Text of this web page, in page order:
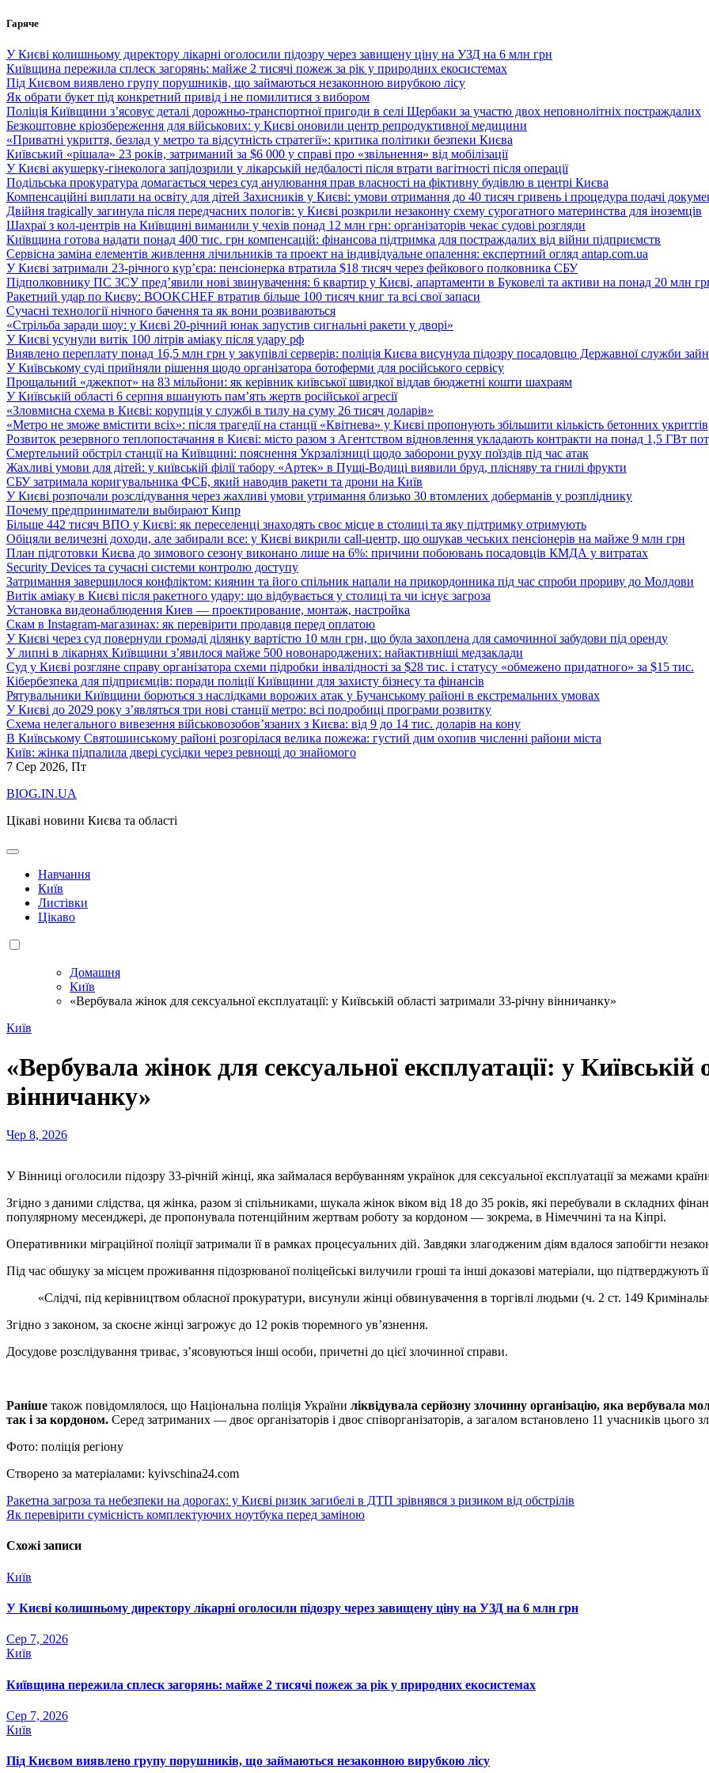
Перейти
вмісту
Гаряче
У Києві колишньому директору лікарні оголосили підозру через завищену ціну на УЗД на 6 млн грн
Київщина пережила сплеск загорянь: майже 2 тисячі пожеж за рік у природних екосистемах
Під Києвом виявлено групу порушників, що займаються незаконною вирубкою лісу
Як обрати букет під конкретний привід і не помилитися з вибором
Поліція Київщини з’ясовує деталі дорожньо-транспортної пригоди в селі Щербаки за участю двох неповнолітніх постраждалих
Безкоштовне кріозбереження для військових: у Києві оновили центр репродуктивної медицини
«Приватні укриття, безлад у метро та відсутність стратегії»: критика політики безпеки Києва
Київський «рішала» 23 років, затриманий за $6 000 у справі про «звільнення» від мобілізації
У Києві акушерку-гінеколога запідозрили у лікарській недбалості після втрати вагітності після операції
Подільська прокуратура домагається через суд анулювання прав власності на фіктивну будівлю в центрі Києва
Компенсаційні виплати на освіту для дітей Захисників у Києві: умови отримання до 40 тисяч гривень і процедура подачі
Двійня tragically загинула після передчасних пологів: у Києві розкрили незаконну схему сурогатного материнства для іноземців
Шахраї з кол-центрів на Київщині виманили у чехів понад 12 млн грн: організаторів чекає судові розгляди
Київщина готова надати понад 400 тис. грн компенсацій: фінансова підтримка для постраждалих від війни підприємств
Сервісна заміна елементів живлення лічильників та проект на індивідуальне опалення: експертний огляд antap.com.ua
У Києві затримали 23-річного кур’єра: пенсіонерка втратила $18 тисяч через фейкового полковника СБУ
Підполковнику ПС ЗСУ пред’явили нові звинувачення: 6 квартир у Києві, апартаменти в Буковелі та активи на понад 20 млн
Ракетний удар по Києву: BOOKCHEF втратив більше 100 тисяч книг та всі свої запаси
Сучасні технології нічного бачення та як вони розвиваються
«Стрільба заради шоу: у Києві 20-річний юнак запустив сигнальні ракети у дворі»
У Києві усунули витік 100 літрів аміаку після удару рф
Виявлено переплату понад 16,5 млн грн у закупівлі серверів: поліція Києва висунула підозру посадовцю Державної служби
У Київському суді прийняли рішення щодо організатора ботоферми для російського сервісу
Прощальний «джекпот» на 83 мільйони: як керівник київської швидкої віддав бюджетні кошти шахраям
У Київській області 6 серпня вшанують пам’ять жертв російської агресії
«Зловмисна схема в Києві: корупція у службі в тилу на суму 26 тисяч доларів»
«Метро не зможе вмістити всіх»: після трагедії на станції «Квітнева» у Києві пропонують збільшити кількість бетонних укриттів
Розвиток резервного теплопостачання в Києві: місто разом з Агентством відновлення укладають контракти на понад 1,5 ГВт
Смертельний обстріл станції на Київщині: пояснення Укрзалізниці щодо заборони руху поїздів під час атак
Жахливі умови для дітей: у київській філії табору «Артек» в Пущі-Водиці виявили бруд, плісняву та гнилі фрукти
СБУ затримала коригувальника ФСБ, який наводив ракети та дрони на Київ
У Києві розпочали розслідування через жахливі умови утримання близько 30 втомлених доберманів у розпліднику
Почему предприниматели выбирают Кипр
Більше 442 тисяч ВПО у Києві: як переселенці знаходять своє місце в столиці та яку підтримку отримують
Обіцяли величезні доходи, але забирали все: у Києві викрили call-центр, що ошукав чеських пенсіонерів на майже 9 млн грн
План підготовки Києва до зимового сезону виконано лише на 6%: причини побоювань посадовців КМДА у витратах
Security Devices та сучасні системи контролю доступу
Затримання завершилося конфліктом: киянин та його спільник напали на прикордонника під час спроби прориву до Молдови
Витік аміаку в Києві після ракетного удару: що відбувається у столиці та чи існує загроза
Установка видеонаблюдения Киев — проектирование, монтаж, настройка
Скам в Instagram-магазинах: як перевірити продавця перед оплатою
У Києві через суд повернули громаді ділянку вартістю 10 млн грн, що була захоплена для самочинної забудови під оренду
У липні в лікарнях Київщини з’явилося майже 500 новонароджених: найактивніші медзаклади
Суд у Києві розгляне справу організатора схеми підробки інвалідності за $28 тис. і статусу «обмежено придатного» за $15 тис.
Кібербезпека для підприємців: поради поліції Київщини для захисту бізнесу та фінансів
Рятувальники Київщини борються з наслідками ворожих атак у Бучанському районі в екстремальних умовах
У Києві до 2029 року з’являться три нові станції метро: всі подробиці програми розвитку
Схема нелегального вивезення військовозобов’язаних з Києва: від 9 до 14 тис. доларів на кону
В Київському Святошинському районі розгорілася велика пожежа: густий дим охопив численні райони міста
Київ: жінка підпалила двері сусідки через ревнощі до знайомого
7 Сер 2026, Пт
BIOG.IN.UA
Цікаві новини Києва та області
Навчання
Київ
Листівки
Цікаво
Домашня
Київ
«Вербувала жінок для сексуальної експлуатації: у Київській області затримали 33-річну вінничанку»
Київ
«Вербувала жінок для сексуальної експлуатації: у
вінничанку»
Чер 8, 2026
У Вінниці оголосили підозру 33-річній жінці, яка займалася вербуванням українок для сексуальної експлуатації за межами
Згідно з даними слідства, ця жінка, разом зі спільниками, шукала жінок віком від 18 до 35 років, які перебували в складних
популярному месенджері, де пропонувала потенційним жертвам роботу за кордоном — зокрема, в Німеччині та на Кіпрі.
Оперативники міграційної поліції затримали її в рамках процесуальних дій. Завдяки злагодженим діям вдалося запобігти
Під час обшуку за місцем проживання підозрюваної поліцейські вилучили гроші та інші доказові матеріали, що підтверджують її
«Слідчі, під керівництвом обласної прокуратури, висунули жінці обвинувачення в торгівлі людьми (ч. 2 ст. 149
Згідно з законом, за скоєне жінці загрожує до 12 років тюремного ув’язнення.
Досудове розслідування триває, з’ясовуються інші особи, причетні до цієї злочинної справи.
Раніше також повідомлялося, що Національна поліція України ліквідувала серйозну злочинну організацію, яка вербувала
так і за кордоном. Серед затриманих — двоє організаторів і двоє співорганізаторів, а загалом встановлено 11 учасників цього
Фото: поліція регіону
Створено за матеріалами: kyivschina24.com
Навігація
записів
Ракетна загроза та небезпеки на дорогах: у Києві ризик загибелі в ДТП зрівнявся з ризиком від обстрілів
Як перевірити сумісність комплектуючих ноутбука перед заміною
Схожі записи
Київ
У Києві колишньому директору лікарні оголосили підозру через завищену ціну на УЗД на 6 млн грн
Сер 7, 2026
Київ
Київщина пережила сплеск загорянь: майже 2 тисячі пожеж за рік у природних екосистемах
Сер 7, 2026
Київ
Під Києвом виявлено групу порушників, що займаються незаконною вирубкою лісу